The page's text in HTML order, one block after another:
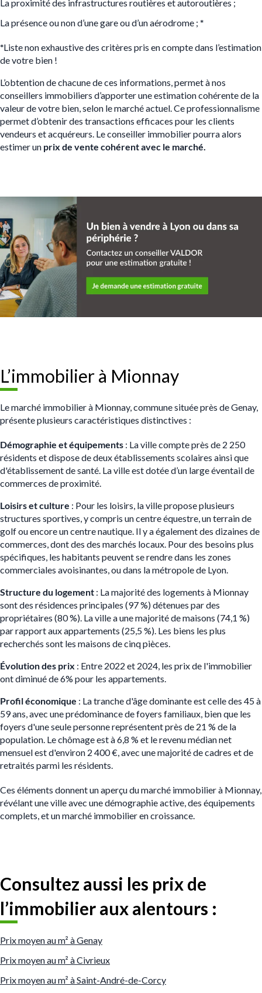
La proximité des infrastructures routières et autoroutières ;
La présence ou non d’une gare ou d’un aérodrome ; *
*Liste non exhaustive des critères pris en compte dans l’estimation
de votre bien !
L’obtention de chacune de ces informations, permet à nos
conseillers immobiliers d’apporter une estimation cohérente de la
valeur de votre bien, selon le marché actuel. Ce professionnalisme
permet d’obtenir des transactions efficaces pour les clients
vendeurs et acquéreurs. Le conseiller immobilier pourra alors
estimer un prix de vente cohérent avec le marché.
L’immobilier à Mionnay
Le marché immobilier à Mionnay, commune située près de Genay,
présente plusieurs caractéristiques distinctives :
Démographie et équipements : La ville compte près de 2 250
résidents et dispose de deux établissements scolaires ainsi que
d'établissement de santé. La ville est dotée d’un large éventail de
commerces de proximité.
Loisirs et culture : Pour les loisirs, la ville propose plusieurs
structures sportives, y compris un centre équestre, un terrain de
golf ou encore un centre nautique. Il y a également des dizaines de
commerces, dont des des marchés locaux. Pour des besoins plus
spécifiques, les habitants peuvent se rendre dans les zones
commerciales avoisinantes, ou dans la métropole de Lyon.
Structure du logement : La majorité des logements à Mionnay
sont des résidences principales (97 %) détenues par des
propriétaires (80 %). La ville a une majorité de maisons (74,1 %)
par rapport aux appartements (25,5 %). Les biens les plus
recherchés sont les maisons de cinq pièces.
Évolution des prix : Entre 2022 et 2024, les prix de l'immobilier
ont diminué de 6% pour les appartements​.
Profil économique : La tranche d'âge dominante est celle des 45 à
59 ans, avec une prédominance de foyers familiaux, bien que les
foyers d'une seule personne représentent près de 21 % de la
population. Le chômage est à 6,8 % et le revenu médian net
mensuel est d'environ 2 400 €, avec une majorité de cadres et de
retraités parmi les résidents.
Ces éléments donnent un aperçu du marché immobilier à Mionnay,
révélant une ville avec une démographie active, des équipements
complets, et un marché immobilier en croissance.
Consultez aussi les prix de
l’immobilier aux alentours :
Prix moyen au m² à Genay
Prix moyen au m² à Civrieux
Prix moyen au m² à Saint-André-de-Corcy